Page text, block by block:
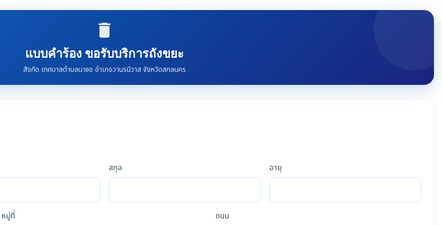
delete
แบบคำร้อง ขอรับบริการถังขยะ
สังกัด เทศบาลตำบลนาซอ อำเภอวานรนิวาส จังหวัดสกลนคร
สกุล อายุ
หมู่ที่ ถนน